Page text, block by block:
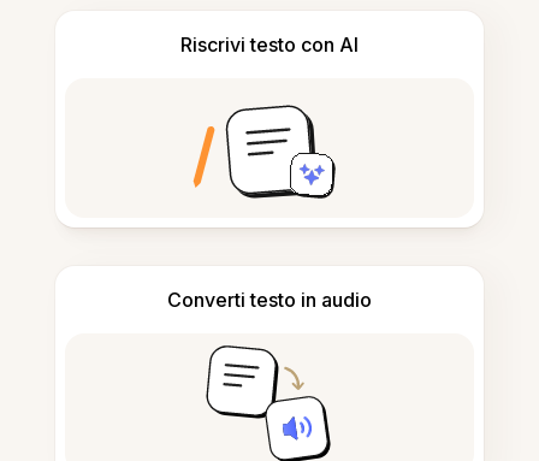
Riscrivi testo con AI
Converti testo in audio